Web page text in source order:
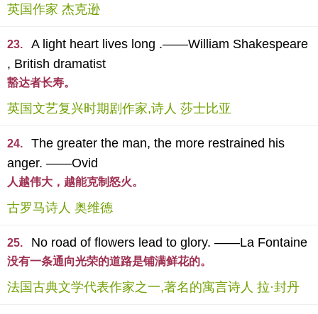
英国作家 杰克逊
23.
A light heart lives long .——William Shakespeare
, British dramatist
豁达者长寿。
英国文艺复兴时期剧作家,诗人 莎士比亚
24.
The greater the man, the more restrained his
anger. ——Ovid
人越伟大，越能克制怒火。
古罗马诗人 奥维德
25. No road of flowers lead to glory. ——La Fontaine
没有一条通向光荣的道路是铺满鲜花的。
法国古典文学代表作家之一,著名的寓言诗人 拉·封丹